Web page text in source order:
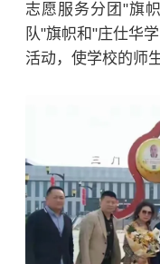
志愿服务分团"旗
队"旗帜和"庄仕华
活动，使学校的师